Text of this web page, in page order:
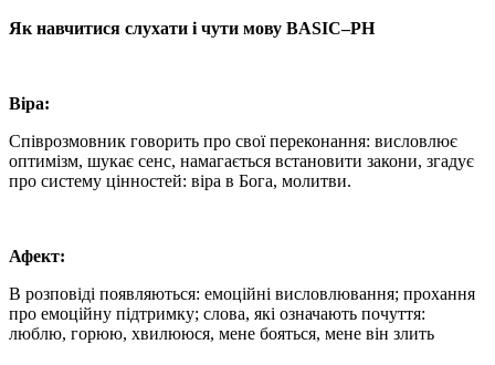
Як навчитися слухати і чути мову BASIC–PH
Bіра:
Співрозмовник говорить про свої переконання: висловлює
оптимізм, шукає сенс, намагається встановити закони, згадує
про систему цінностей: віра в Бога, молитви.
Афект:
В розповіді появляються: емоційні висловлювання; прохання
про емоційну підтримку; слова, які означають почуття:
люблю, горюю, хвилююся, мене бояться, мене він злить